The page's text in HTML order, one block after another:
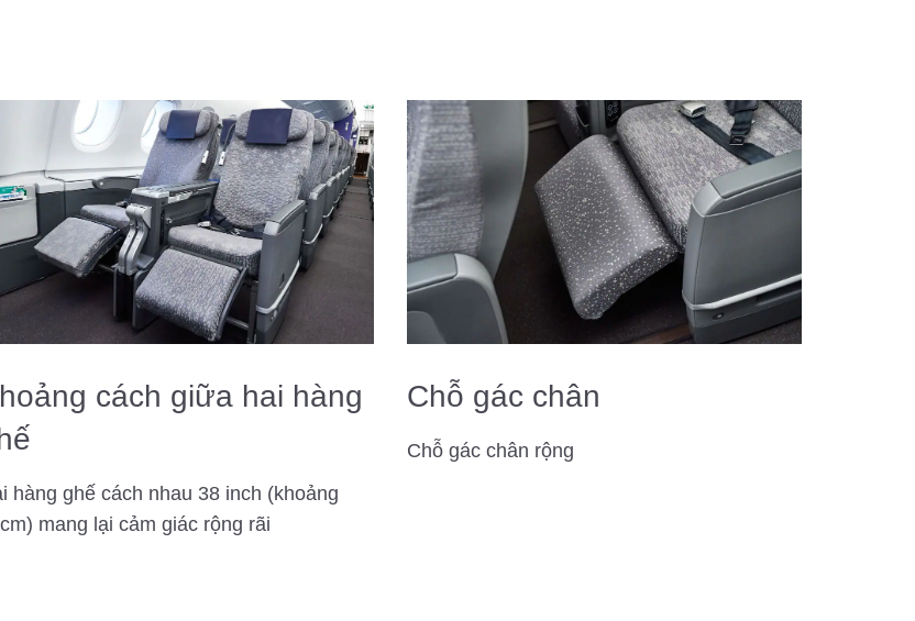
cách giữa hai hàng
hàng ghế cách nhau 38 inch (khoảng
mang lại cảm giác rộng rãi
Chỗ gác chân
Chỗ gác chân rộng